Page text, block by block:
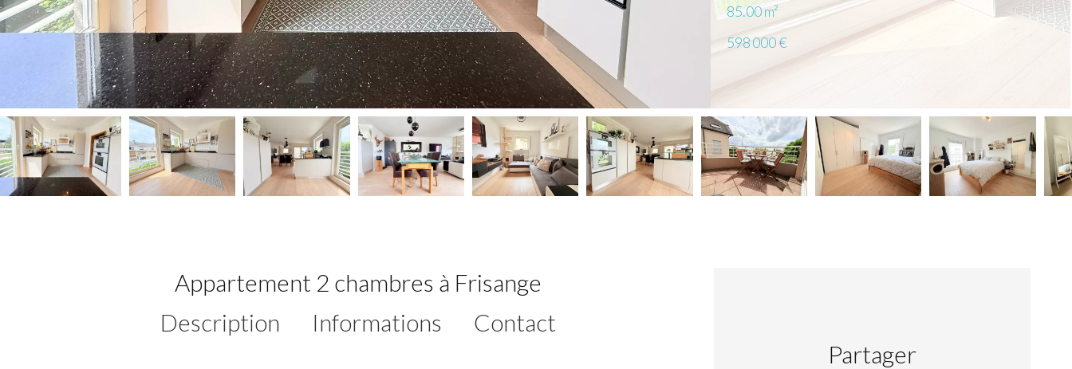
85.00m²
598 000 €
Appartement 2 chambres à Frisange
Description
Informations Contact
Partager